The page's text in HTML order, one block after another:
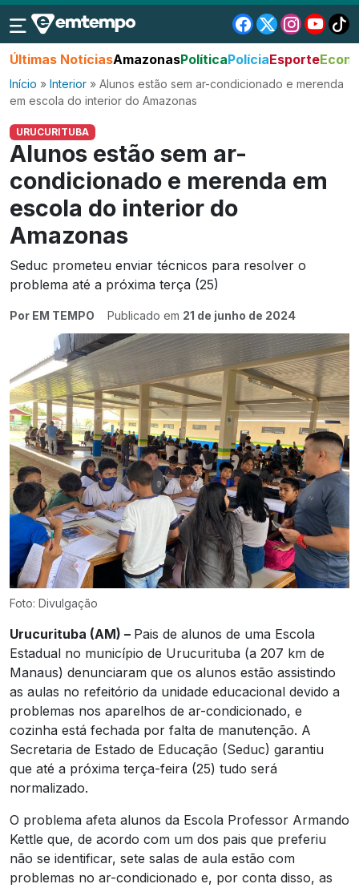
Últimas NotíciasAmazonasPolíticaPolíciaEsporte
Início » Interior » Alunos estão sem ar-condicionado e merenda
em escola do interior do Amazonas
URUCURITUBA
Alunos estão sem ar-
condicionado e merenda em
escola do interior do
Amazonas
Seduc prometeu enviar técnicos para resolver o
problema até a próxima terça (25)
Por EM TEMPO Publicado em 21 de junho de 2024
Foto: Divulgação
Urucurituba (AM) – Pais de alunos de uma Escola
Estadual no município de Urucurituba (a 207 km de
Manaus) denunciaram que os alunos estão assistindo
as aulas no refeitório da unidade educacional devido a
problemas nos aparelhos de ar-condicionado, e
cozinha está fechada por falta de manutenção. A
Secretaria de Estado de Educação (Seduc) garantiu
que até a próxima terça-feira (25) tudo será
normalizado.
O problema afeta alunos da Escola Professor Armando
Kettle que, de acordo com um dos pais que preferiu
não se identificar, sete salas de aula estão com
problemas no ar-condicionado e, por conta disso, as